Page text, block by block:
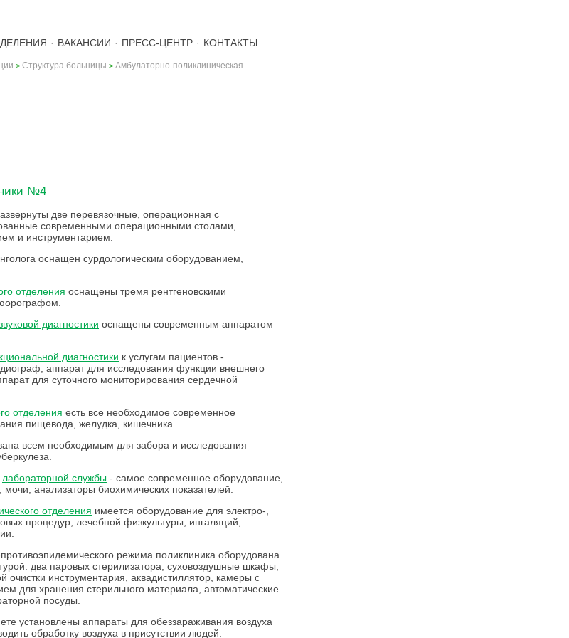
· ВАКАНСИИ · ПРЕСС-ЦЕНТР · КОНТАКТЫ
> Структура больницы > Амбулаторно-поликлиническая
№4
две перевязочные, операционная с
современными операционными столами,
и инструментарием.
оснащен сурдологическим оборудованием,
отделения оснащены тремя рентгеновскими
диагностики оснащены современным аппаратом
диагностики к услугам пациентов -
аппарат для исследования функции внешнего
для суточного мониторирования сердечной
отделения есть все необходимое современное
пищевода, желудка, кишечника.
всем необходимым для забора и исследования
лабораторной службы - самое современное оборудование,
анализаторы биохимических показателей.
отделения имеется оборудование для электро-,
процедур, лечебной физкультуры, ингаляций,
режима поликлиника оборудована
два паровых стерилизатора, суховоздушные шкафы,
очистки инструментария, аквадистиллятор, камеры с
для хранения стерильного материала, автоматические
посуды.
установлены аппараты для обеззараживания воздуха
обработку воздуха в присутствии людей.